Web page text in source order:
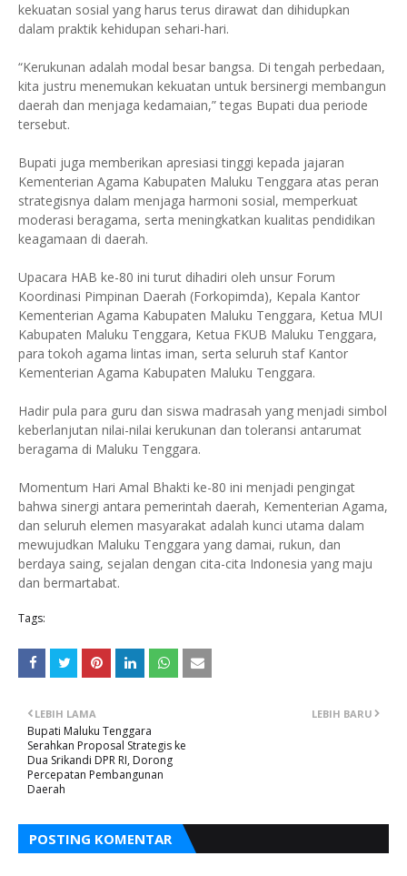
kekuatan sosial yang harus terus dirawat dan dihidupkan
dalam praktik kehidupan sehari-hari.
“Kerukunan adalah modal besar bangsa. Di tengah perbedaan,
kita justru menemukan kekuatan untuk bersinergi membangun
daerah dan menjaga kedamaian,” tegas Bupati dua periode
tersebut.
Bupati juga memberikan apresiasi tinggi kepada jajaran
Kementerian Agama Kabupaten Maluku Tenggara atas peran
strategisnya dalam menjaga harmoni sosial, memperkuat
moderasi beragama, serta meningkatkan kualitas pendidikan
keagamaan di daerah.
Upacara HAB ke-80 ini turut dihadiri oleh unsur Forum
Koordinasi Pimpinan Daerah (Forkopimda), Kepala Kantor
Kementerian Agama Kabupaten Maluku Tenggara, Ketua MUI
Kabupaten Maluku Tenggara, Ketua FKUB Maluku Tenggara,
para tokoh agama lintas iman, serta seluruh staf Kantor
Kementerian Agama Kabupaten Maluku Tenggara.
Hadir pula para guru dan siswa madrasah yang menjadi simbol
keberlanjutan nilai-nilai kerukunan dan toleransi antarumat
beragama di Maluku Tenggara.
Momentum Hari Amal Bhakti ke-80 ini menjadi pengingat
bahwa sinergi antara pemerintah daerah, Kementerian Agama,
dan seluruh elemen masyarakat adalah kunci utama dalam
mewujudkan Maluku Tenggara yang damai, rukun, dan
berdaya saing, sejalan dengan cita-cita Indonesia yang maju
dan bermartabat.
Tags:
LEBIH BARU
LEBIH LAMA
Bupati Maluku Tenggara
Serahkan Proposal Strategis ke
Dua Srikandi DPR RI, Dorong
Percepatan Pembangunan
Daerah
POSTING KOMENTAR